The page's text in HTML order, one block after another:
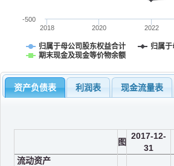
归属于母公司股东权益合计
归属
期末现金及现金等价物余额
2018 2020 2022
-500
资产负债表 利润表 现金流量表
图
2017-12-
31
流动资产